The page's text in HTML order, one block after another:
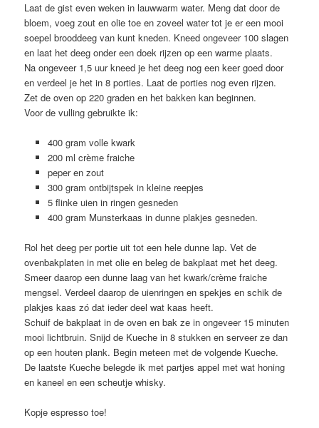
Laat de gist even weken in lauwwarm water. Meng dat door de
bloem, voeg zout en olie toe en zoveel water tot je er een mooi
soepel brooddeeg van kunt kneden. Kneed ongeveer 100 slagen
en laat het deeg onder een doek rijzen op een warme plaats.
Na ongeveer 1,5 uur kneed je het deeg nog een keer goed door
en verdeel je het in 8 porties. Laat de porties nog even rijzen.
Zet de oven op 220 graden en het bakken kan beginnen.
Voor de vulling gebruikte ik:
400 gram volle kwark
200 ml crème fraiche
peper en zout
300 gram ontbijtspek in kleine reepjes
5 flinke uien in ringen gesneden
400 gram Munsterkaas in dunne plakjes gesneden.
Rol het deeg per portie uit tot een hele dunne lap. Vet de
ovenbakplaten in met olie en beleg de bakplaat met het deeg.
Smeer daarop een dunne laag van het kwark/crème fraiche
mengsel. Verdeel daarop de uienringen en spekjes en schik de
plakjes kaas zó dat ieder deel wat kaas heeft.
Schuif de bakplaat in de oven en bak ze in ongeveer 15 minuten
mooi lichtbruin. Snijd de Kueche in 8 stukken en serveer ze dan
op een houten plank. Begin meteen met de volgende Kueche.
De laatste Kueche belegde ik met partjes appel met wat honing
en kaneel en een scheutje whisky.
Kopje espresso toe!